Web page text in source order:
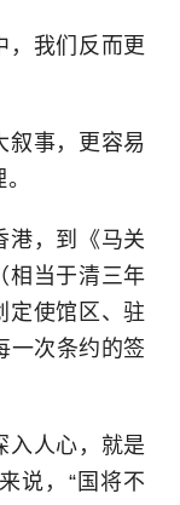
，我们反而更
叙事，更容易
港，到《马关
相当于清三年
定使馆区、驻
一次条约的签
入人心，就是
说，“国将不